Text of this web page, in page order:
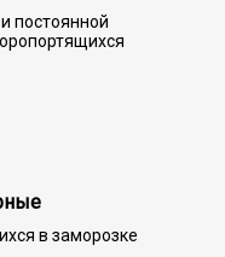
постоянной
в заморозке